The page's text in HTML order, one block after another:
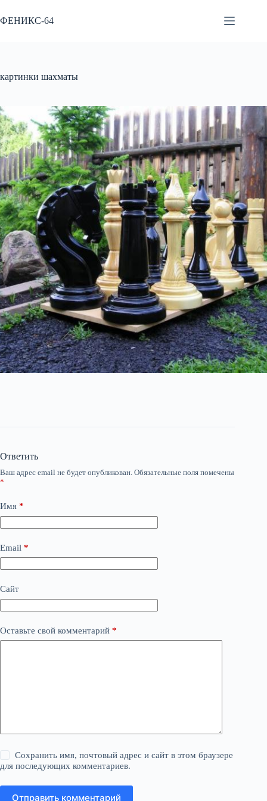
к
сути
ФЕНИКС-64
картинки шахматы
Ответить
Ваш адрес email не будет опубликован. Обязательные поля помечены
*
Имя *
Email *
Сайт
Оставьте свой комментарий *
Сохранить имя, почтовый адрес и сайт в этом браузере
для последующих комментариев.
Отправить комментарий